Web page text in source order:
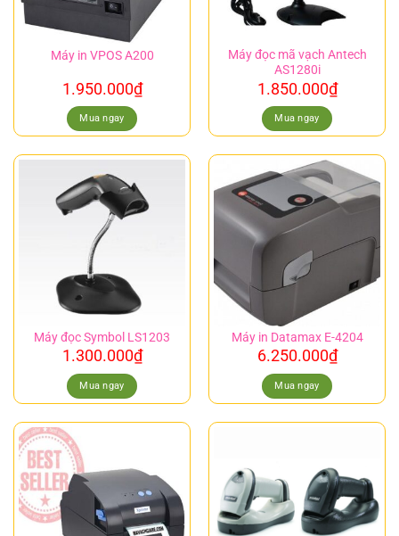
Máy in VPOS A200
1.950.000₫
Mua ngay
Máy đọc mã vạch Antech
AS1280i
1.850.000₫
Mua ngay
Máy đọc Symbol LS1203
1.300.000₫
Mua ngay
Máy in Datamax E-4204
6.250.000₫
Mua ngay